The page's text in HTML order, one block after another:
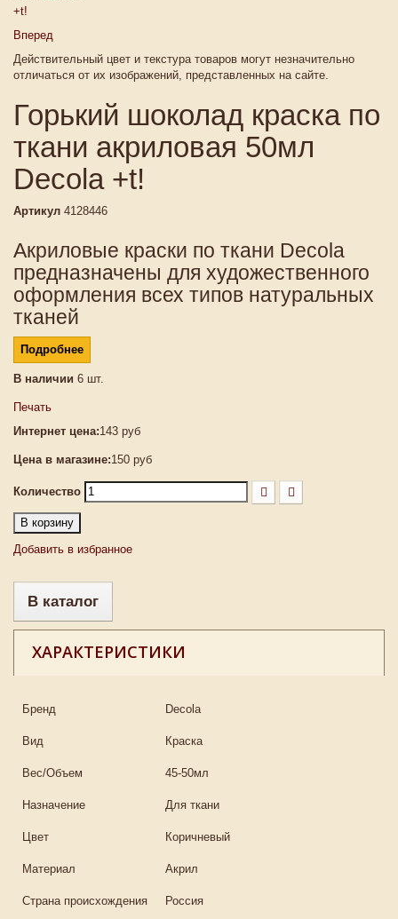
Вперед
Действительный цвет и текстура товаров могут незначительно
отличаться от их изображений, представленных на сайте.
Горький шоколад краска по
ткани акриловая 50мл
Decola +t!
Артикул 4128446
Акриловые краски по ткани Decola
предназначены для художественного
оформления всех типов натуральных
тканей
Подробнее
В наличии 6 шт.
Печать
Интернет цена:143 руб
Цена в магазине:150 руб
Количество
В корзину
Добавить в избранное
В каталог
ХАРАКТЕРИСТИКИ
Бренд Decola
Вид Краска
Вес/Объем 45-50мл
Назначение Для ткани
Цвет Коричневый
Материал Акрил
Страна происхождения Россия